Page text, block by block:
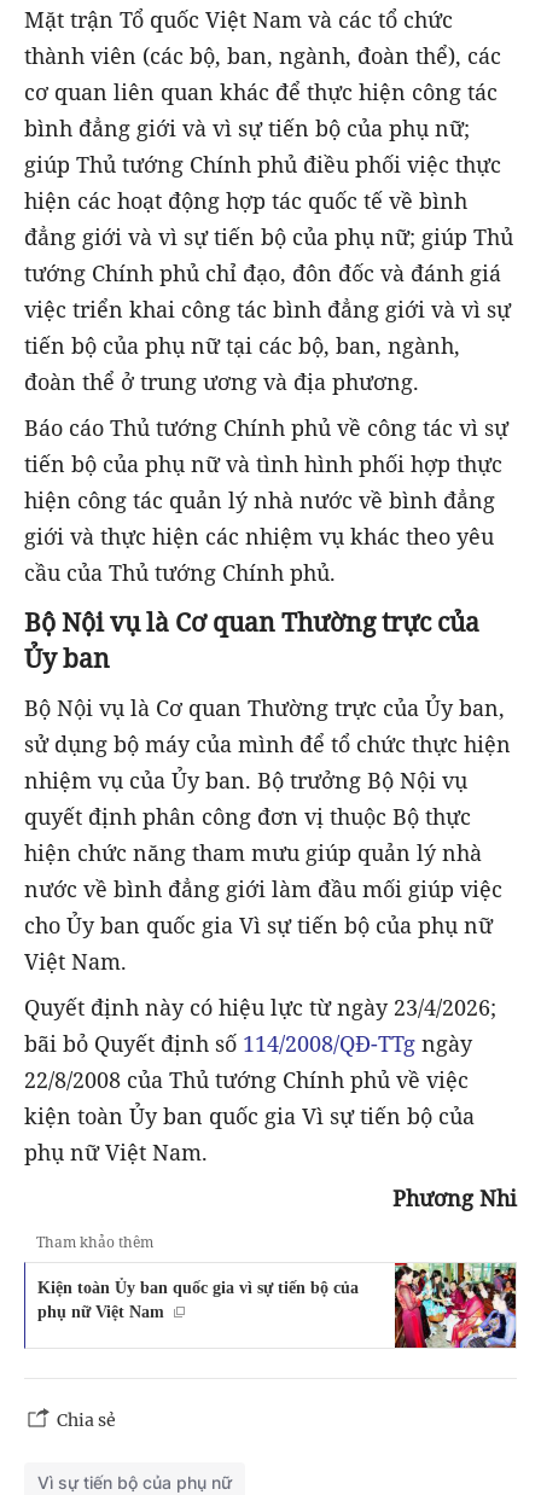
Mặt trận Tổ quốc Việt Nam và các tổ chức
thành viên (các bộ, ban, ngành, đoàn thể), các
cơ quan liên quan khác để thực hiện công tác
bình đẳng giới và vì sự tiến bộ của phụ nữ;
giúp Thủ tướng Chính phủ điều phối việc thực
hiện các hoạt động hợp tác quốc tế về bình
đẳng giới và vì sự tiến bộ của phụ nữ; giúp Thủ
tướng Chính phủ chỉ đạo, đôn đốc và đánh giá
việc triển khai công tác bình đẳng giới và vì sự
tiến bộ của phụ nữ tại các bộ, ban, ngành,
đoàn thể ở trung ương và địa phương.
Báo cáo Thủ tướng Chính phủ về công tác vì sự
tiến bộ của phụ nữ và tình hình phối hợp thực
hiện công tác quản lý nhà nước về bình đẳng
giới và thực hiện các nhiệm vụ khác theo yêu
cầu của Thủ tướng Chính phủ.
Bộ Nội vụ là Cơ quan Thường trực của
Ủy ban
Bộ Nội vụ là Cơ quan Thường trực của Ủy ban,
sử dụng bộ máy của mình để tổ chức thực hiện
nhiệm vụ của Ủy ban. Bộ trưởng Bộ Nội vụ
quyết định phân công đơn vị thuộc Bộ thực
hiện chức năng tham mưu giúp quản lý nhà
nước về bình đẳng giới làm đầu mối giúp việc
cho Ủy ban quốc gia Vì sự tiến bộ của phụ nữ
Việt Nam.
Quyết định này có hiệu lực từ ngày 23/4/2026;
bãi bỏ Quyết định số 114/2008/QĐ-TTg ngày
22/8/2008 của Thủ tướng Chính phủ về việc
kiện toàn Ủy ban quốc gia Vì sự tiến bộ của
phụ nữ Việt Nam.
Phương Nhi
Tham khảo thêm
Kiện toàn Ủy ban quốc gia vì sự tiến bộ của
phụ nữ Việt Nam
Chia sẻ
Vì sự tiến bộ của phụ nữ